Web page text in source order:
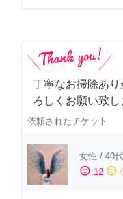
丁寧なお掃除あ
ろしくお願い致し
依頼されたチケット
女性 / 40代
sentiment_satisfied 12 sentiment_neutral